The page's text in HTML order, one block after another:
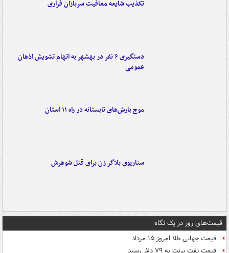
تکذیب شایعه معافیت سربازان فراری
دستگیری ۶ نفر در بهشهر به اتهام تشویش اذهان
عمومی
موج بارش‌های تابستانه در راه ۱۱ استان
سناریوی بلاگر زن برای قتل شوهرش
قیمت‌های روز در یک نگاه
قیمت جهانی طلا امروز ۱۵ مرداد
قیمت نفت برنت به ۷۹ دلار رسید